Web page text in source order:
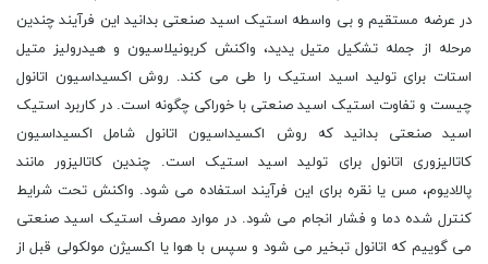
در عرضه مستقیم و بی واسطه استیک اسید صنعتی بدانید این فرآیند چندین
مرحله از جمله تشکیل متیل یدید، واکنش کربونیلاسیون و هیدرولیز متیل
استات برای تولید اسید استیک را طی می کند. روش اکسیداسیون اتانول
چیست و تفاوت استیک اسید صنعتی با خوراکی چگونه است. در کاربرد استیک
اسید صنعتی بدانید که روش اکسیداسیون اتانول شامل اکسیداسیون
کاتالیزوری اتانول برای تولید اسید استیک است. چندین کاتالیزور مانند
پالادیوم، مس یا نقره برای این فرآیند استفاده می شود. واکنش تحت شرایط
کنترل شده دما و فشار انجام می شود. در موارد مصرف استیک اسید صنعتی
می گوییم که اتانول تبخیر می شود و سپس با هوا یا اکسیژن مولکولی قبل از